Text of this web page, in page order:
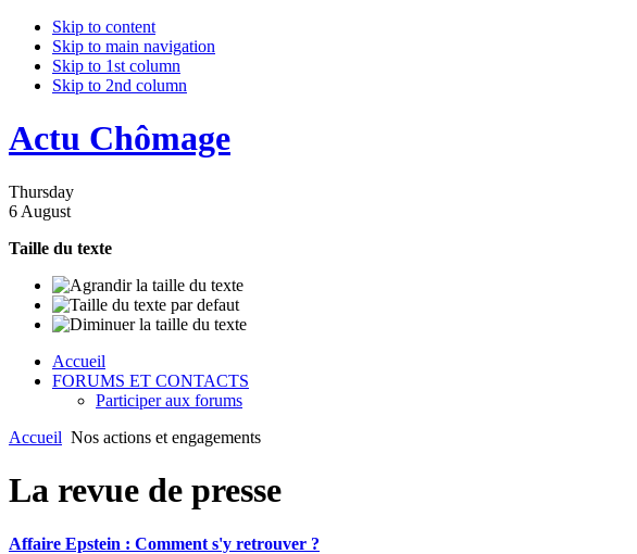
Skip to content
Skip to main navigation
Skip to 1st column
Skip to 2nd column
Actu Chômage
Thursday
6 August
Taille du texte
Accueil
FORUMS ET CONTACTS
Participer aux forums
Accueil Nos actions et engagements
La revue de presse
Affaire Epstein : Comment s'y retrouver ?